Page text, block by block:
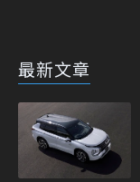
最新文章